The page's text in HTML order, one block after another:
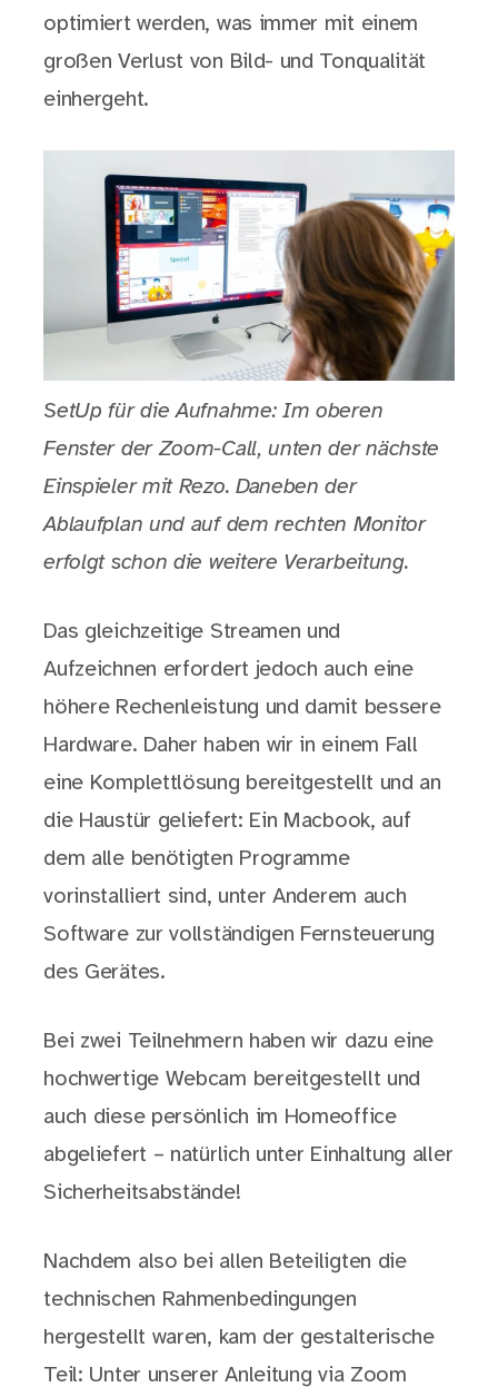
optimiert werden, was immer mit einem
großen Verlust von Bild- und Tonqualität
einhergeht.
SetUp für die Aufnahme: Im oberen
Fenster der Zoom-Call, unten der nächste
Einspieler mit Rezo. Daneben der
Ablaufplan und auf dem rechten Monitor
erfolgt schon die weitere Verarbeitung.
Das gleichzeitige Streamen und
Aufzeichnen erfordert jedoch auch eine
höhere Rechenleistung und damit bessere
Hardware. Daher haben wir in einem Fall
eine Komplettlösung bereitgestellt und an
die Haustür geliefert: Ein Macbook, auf
dem alle benötigten Programme
vorinstalliert sind, unter Anderem auch
Software zur vollständigen Fernsteuerung
des Gerätes.
Bei zwei Teilnehmern haben wir dazu eine
hochwertige Webcam bereitgestellt und
auch diese persönlich im Homeoffice
abgeliefert – natürlich unter Einhaltung aller
Sicherheitsabstände!
Nachdem also bei allen Beteiligten die
technischen Rahmenbedingungen
hergestellt waren, kam der gestalterische
Teil: Unter unserer Anleitung via Zoom